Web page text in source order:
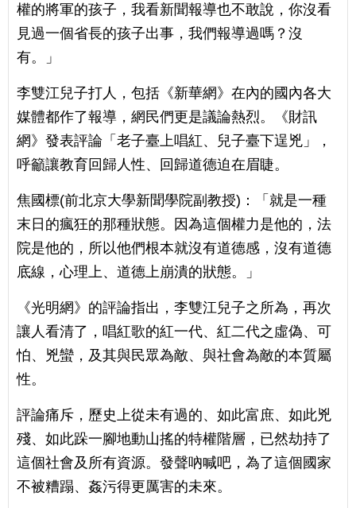
權的將軍的孩子，我看新聞報導也不敢說，你沒看
見過一個省長的孩子出事，我們報導過嗎？沒
有。」
李雙江兒子打人，包括《新華網》在內的國內各大
媒體都作了報導，網民們更是議論熱烈。《財訊
網》發表評論「老子臺上唱紅、兒子臺下逞兇」，
呼籲讓教育回歸人性、回歸道德迫在眉睫。
焦國標(前北京大學新聞學院副教授)：「就是一種
末日的瘋狂的那種狀態。因為這個權力是他的，法
院是他的，所以他們根本就沒有道德感，沒有道德
底線，心理上、道德上崩潰的狀態。」
《光明網》的評論指出，李雙江兒子之所為，再次
讓人看清了，唱紅歌的紅一代、紅二代之虛偽、可
怕、兇蠻，及其與民眾為敵、與社會為敵的本質屬
性。
評論痛斥，歷史上從未有過的、如此富庶、如此兇
殘、如此跺一腳地動山搖的特權階層，已然劫持了
這個社會及所有資源。發聲吶喊吧，為了這個國家
不被糟蹋、姦污得更厲害的未來。